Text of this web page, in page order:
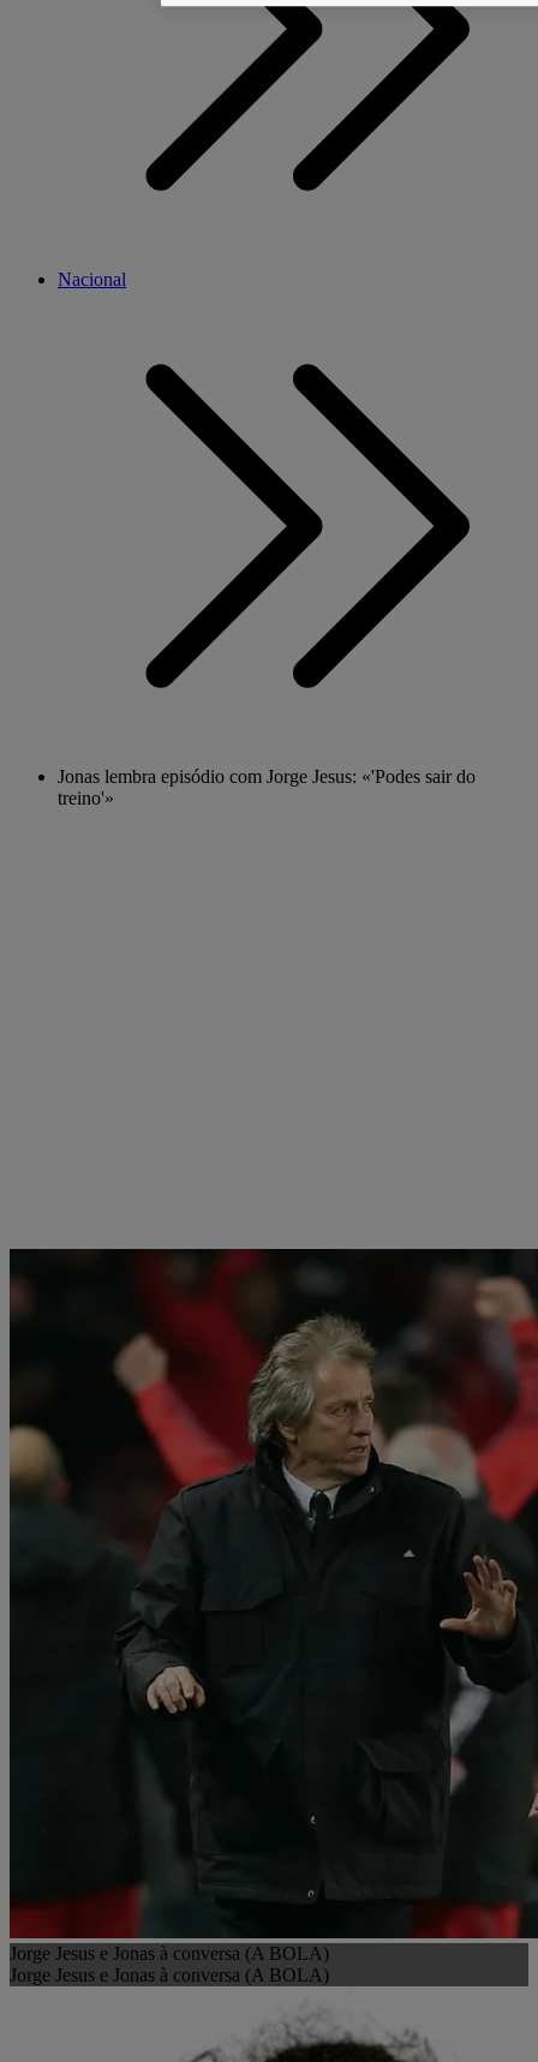
Nacional
Jonas lembra episódio com Jorge Jesus: «'Podes sair do
treino'»
Jorge Jesus e Jonas à conversa (A BOLA)
Jorge Jesus e Jonas à conversa (A BOLA)